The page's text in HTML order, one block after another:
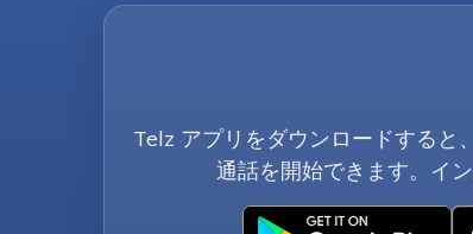
Telz アプリをダウンロードすると
通話を開始できます。イ